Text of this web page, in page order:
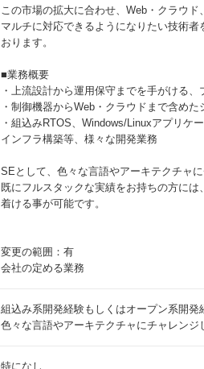
この市場の拡大に合わせ、Web・クラウ
マルチに対応できるようになりたい技術者
おります。
■業務概要
・上流設計から運用保守までを手がける、
・制御機器からWeb・クラウドまで含め
・組込みRTOS、Windows/Linuxアプリケ
インフラ構築等、様々な開発業務
SEとして、色々な言語やアーキテクチャ
既にフルスタックな実績をお持ちの方に
着ける事が可能です。
変更の範囲：有
会社の定める業務
組込み系開発経験もしくはオープン系開発
色々な言語やアーキテクチャにチャレンジ
特になし